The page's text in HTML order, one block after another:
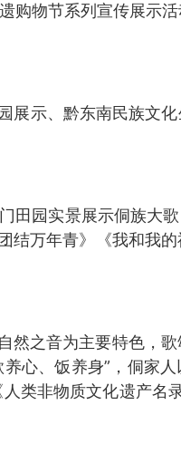
购物节系列宣传展示
展示、黔东南民族文
田园实景展示侗族大
结万年青》《我和我
之音为主要特色，歌
心、饭养身”，侗家人
类非物质文化遗产名